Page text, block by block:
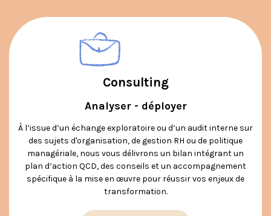
Consulting
Analyser - déployer
À l’issue d’un échange exploratoire ou d’un audit interne sur
des sujets d'organisation, de gestion RH ou de politique
managériale, nous vous délivrons un bilan intégrant un
plan d’action QCD, des conseils et un accompagnement
spécifique à la mise en œuvre pour réussir vos enjeux de
transformation.